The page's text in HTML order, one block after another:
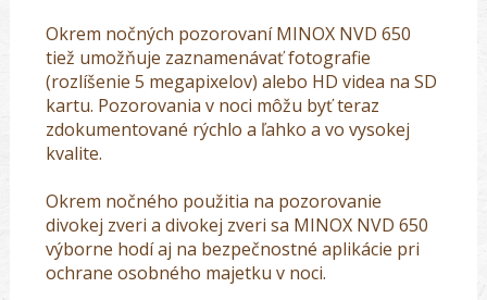
Okrem nočných pozorovaní MINOX NVD 650
tiež umožňuje zaznamenávať fotografie
(rozlíšenie 5 megapixelov) alebo HD videa na SD
kartu. Pozorovania v noci môžu byť teraz
zdokumentované rýchlo a ľahko a vo vysokej
kvalite.
Okrem nočného použitia na pozorovanie
divokej zveri a divokej zveri sa MINOX NVD 650
výborne hodí aj na bezpečnostné aplikácie pri
ochrane osobného majetku v noci.